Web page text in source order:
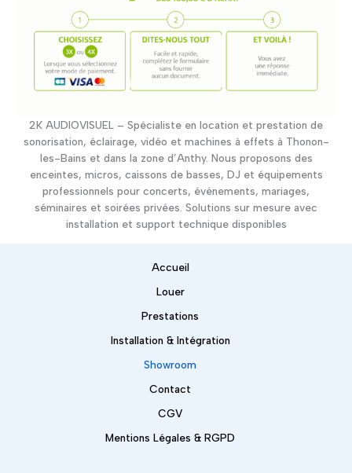
2K AUDIOVISUEL – Spécialiste en location et prestation de
sonorisation, éclairage, vidéo et machines à effets à Thonon-
les-Bains et dans la zone d’Anthy. Nous proposons des
enceintes, micros, caissons de basses, DJ et équipements
professionnels pour concerts, événements, mariages,
séminaires et soirées privées. Solutions sur mesure avec
installation et support technique disponibles
Accueil
Louer
Prestations
Installation & Intégration
Showroom
Contact
CGV
Mentions Légales & RGPD